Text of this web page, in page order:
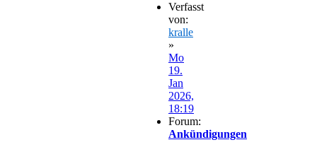
Verfasst
von:
kralle
»
Mo
19.
Jan
2026,
18:19
Forum:
Ankündigungen